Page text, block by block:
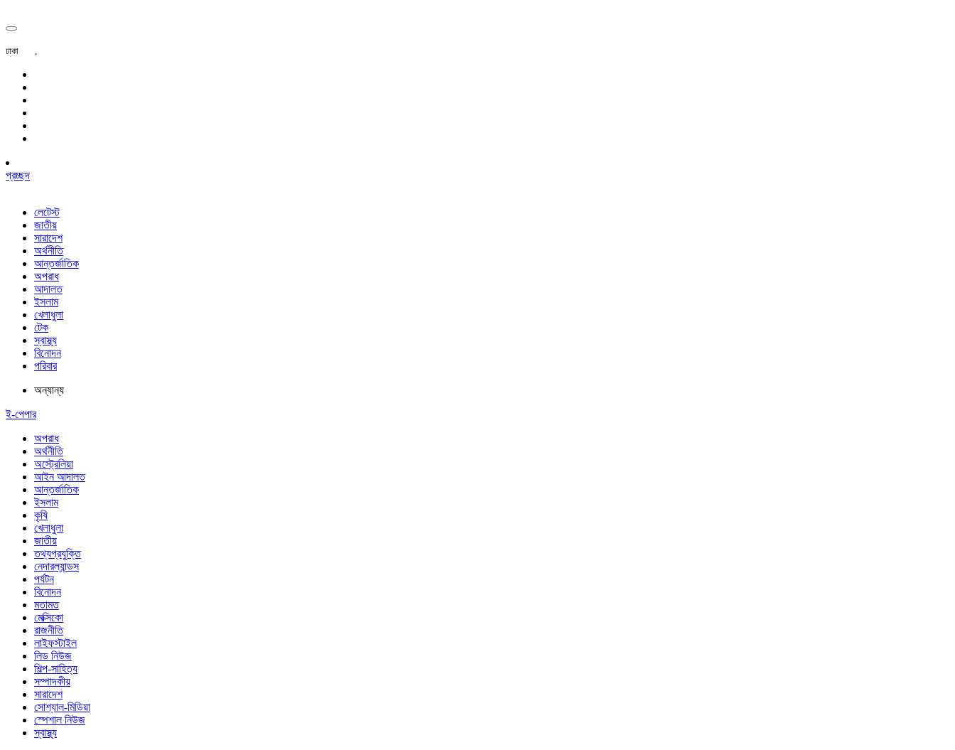
ঢাকা ,
প্রচ্ছদ
লেটেস্ট
জাতীয়
সারাদেশ
অর্থনীতি
আন্তর্জাতিক
অপরাধ
আদালত
ইসলাম
খেলাধুলা
টেক
স্বাস্থ্য
বিনোদন
পরিবার
অন্যান্য
ই-পেপার
অপরাধ
অর্থনীতি
অস্ট্রেলিয়া
আইন আদালত
আন্তর্জাতিক
ইসলাম
কৃষি
খেলাধুলা
জাতীয়
তথ্যপ্রযুক্তি
নেদারল্যান্ডস
পর্যটন
বিনোদন
মতামত
মেক্সিকো
রাজনীতি
লাইফস্টাইল
লিড নিউজ
শিল্প-সাহিত্য
সম্পাদকীয়
সারাদেশ
সোশ্যাল-মিডিয়া
স্পেশাল নিউজ
স্বাস্থ্য